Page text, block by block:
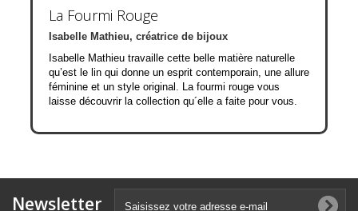
La Fourmi Rouge
Isabelle Mathieu, créatrice de bijoux
Isabelle Mathieu travaille cette belle matière naturelle
qu’est le lin qui donne un esprit contemporain, une allure
féminine et un style original. La fourmi rouge vous
laisse découvrir la collection qu´elle a faite pour vous.
Newsletter